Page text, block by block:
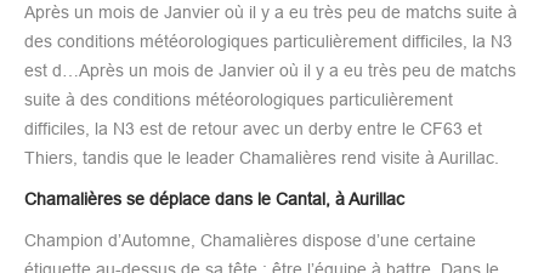
Après un mois de Janvier où il y a eu très peu de matchs suite à
des conditions météorologiques particulièrement difficiles, la N3
est d…Après un mois de Janvier où il y a eu très peu de matchs
suite à des conditions météorologiques particulièrement
difficiles, la N3 est de retour avec un derby entre le CF63 et
Thiers, tandis que le leader Chamalières rend visite à Aurillac.
Chamalières se déplace dans le Cantal, à Aurillac
Champion d’Automne, Chamalières dispose d’une certaine
étiquette au-dessus de sa tête : être l’équipe à battre. Dans le